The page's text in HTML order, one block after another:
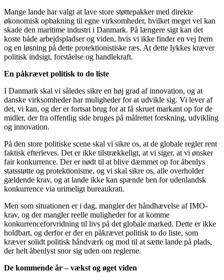
Mange lande har valgt at lave store støttepakker med direkte
økonomisk opbakning til egne virksomheder, hvilket meget vel kan
skade den maritime industri i Danmark. På længere sigt kan det
koste både arbejdspladser og viden, hvis vi ikke finder en vej frem
og en løsning på dette protektionistiske ræs. At dette lykkes kræver
politisk indsigt, forståelse og handlekraft.
En påkrævet politisk to do liste
I Danmark skal vi således sikre en høj grad af innovation, og at
danske virksomheder har muligheder for at udvikle sig. Vi lever af
det, vi kan, og der er fortsat brug for at få skruet markant op for de
midler, der fra offentlig side bruges på målrettet forskning, udvikling
og innovation.
På den store politiske scene skal vi sikre os, at de globale regler rent
faktisk efterleves. Det er ikke tilstrækkeligt, at vi siger, at vi ønsker
fair konkurrence. Der er nødt til at blive dæmmet op for åbenlys
statsstøtte og protektionisme, og vi skal sikre os, alle overholder
gældende krav, og at lande ikke kan spænde ben for udenlandsk
konkurrence via urimeligt bureaukrati.
Men som situationen er i dag, mangler der håndhævelse af IMO-
krav, og der mangler reelle muligheder for at komme
konkurrenceforvridning til livs på det globale marked. Dette er ikke
holdbart, og derfor er der en påkrævet politisk to do liste, som
kræver solidt politisk håndværk og mod til at sætte lande på plads,
der helt åbenlyst snor sig uden om reglerne.
De kommende år – vækst og øget viden